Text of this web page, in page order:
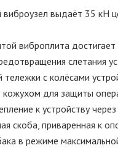
выдаёт 35 кН
виброплита
слетания
с колёсами
для защиты
к устройству
скоба, приваренная к
в режиме